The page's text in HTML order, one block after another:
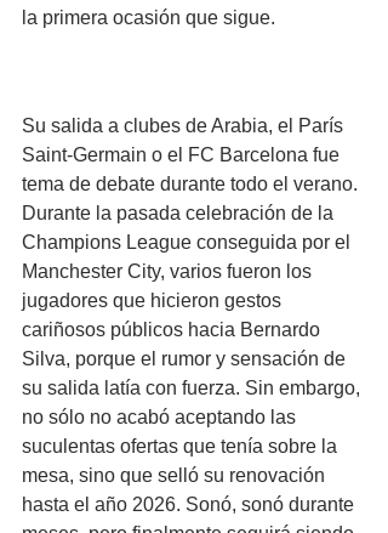
la primera ocasión que sigue.
Su salida a clubes de Arabia, el París
Saint-Germain o el FC Barcelona fue
tema de debate durante todo el verano.
Durante la pasada celebración de la
Champions League conseguida por el
Manchester City, varios fueron los
jugadores que hicieron gestos
cariñosos públicos hacia Bernardo
Silva, porque el rumor y sensación de
su salida latía con fuerza. Sin embargo,
no sólo no acabó aceptando las
suculentas ofertas que tenía sobre la
mesa, sino que selló su renovación
hasta el año 2026. Sonó, sonó durante